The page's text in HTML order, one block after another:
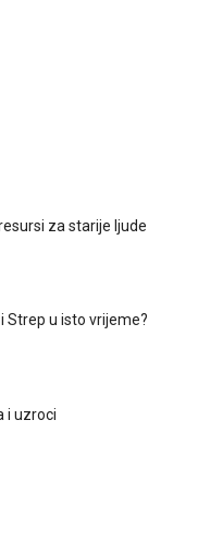
za starije ljude
Strep u isto vrijeme?
i uzroci